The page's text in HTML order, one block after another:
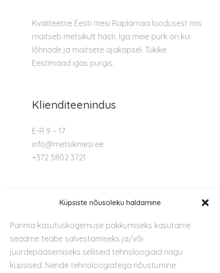
Küpsiste nõusoleku haldamine
Parima kasutuskogemuse pakkumiseks kasutame
seadme teabe salvestamiseks ja/või
juurdepääsemiseks selliseid tehnoloogiaid nagu
küpsised. Nende tehnoloogiatega nõustumine
Kvaliteetne Eesti mesi Raplamaa loodusest mis
maitseb metsikult hästi. Iga meie purk on kui
lõhnade ja maitsete ajakapsel. Tükike
Eestimaad igas purgis.
Klienditeenindus
E-R 9 – 17
info@metsikmesi.ee
+372 5802 3721
Kontakt
Privaatsuspoliitika
Kasutustingimused
Küpsiste kasutamise poliitika